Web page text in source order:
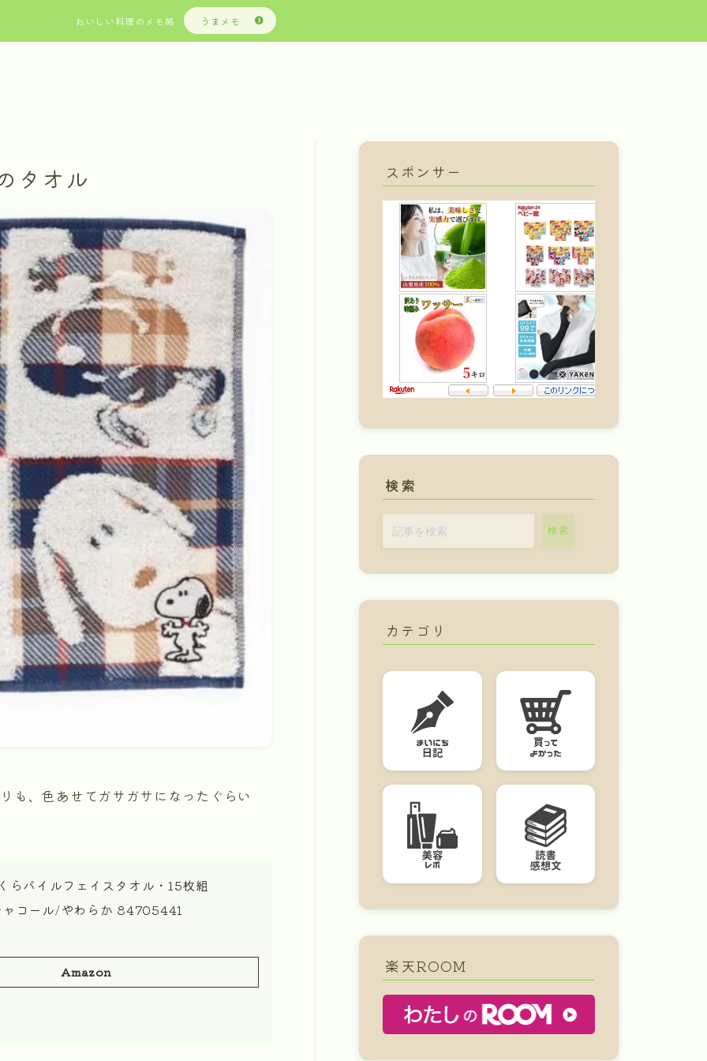
おいしい料理のメモ帳 うまメモ
タオル
、色あせてガサガサになったぐらい
らパイルフェイスタオル・15枚組
コール/やわらか 84705441
Amazon
スポンサー
検索
検索
カテゴリ
楽天ROOM